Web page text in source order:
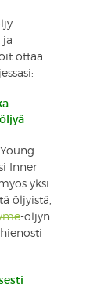
ja
ottaa
Inner
yksi
öljyistä,
-öljyn